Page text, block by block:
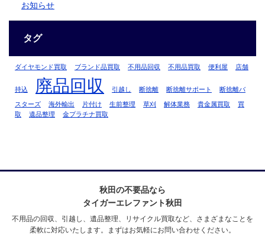
お知らせ
タグ
ダイヤモンド買取 ブランド品買取 不用品回収 不用品買取 便利屋 店舗
持込 廃品回収 引越し 断捨離 断捨離サポート 断捨離バ
スターズ 海外輸出 片付け 生前整理 草刈 解体業務 貴金属買取
買
取
遺品整理 金プラチナ買取
秋田の不要品なら
タイガーエレファント秋田
不用品の回収、引越し、遺品整理、リサイクル買取など、さまざまなことを
柔軟に対応いたします。まずはお気軽にお問い合わせください。